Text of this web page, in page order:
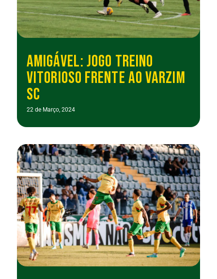
AMIGÁVEL: JOGO TREINO
VITORIOSO FRENTE AO VARZIM
SC
22 de Março, 2024